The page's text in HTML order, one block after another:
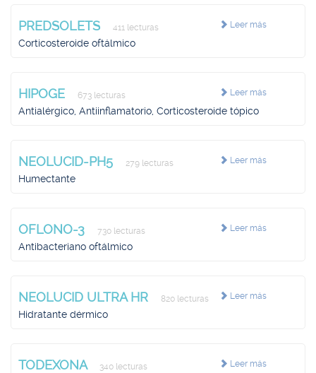
Leer más
PREDSOLETS 411 lecturas
Corticosteroide oftálmico
Leer más
HIPOGE 673 lecturas
Antialérgico, Antiinflamatorio, Corticosteroide tópico
Leer más
NEOLUCID-PH5 279 lecturas
Humectante
Leer más
OFLONO-3 730 lecturas
Antibacteriano oftálmico
Leer más
NEOLUCID ULTRA HR 820 lecturas
Hidratante dérmico
Leer más
TODEXONA 340 lecturas